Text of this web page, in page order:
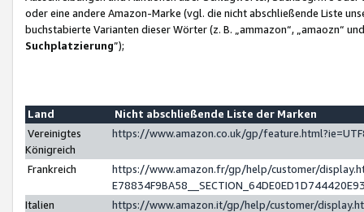
oder eine andere Amazon-Marke (vgl. die nicht abschließende Liste
buchstabierte Varianten dieser Wörter (z. B. „ammazon“, „amaozn“
Suchplatzierung”);
Land
Nicht abschließende Liste der Marken
Vereinigtes
Königreich
https://www.amazon.co.uk/gp/
Frankreich
https://www.amazon.fr/gp/help/customer/
Italien
https://www.amazon.it/gp/help/customer/